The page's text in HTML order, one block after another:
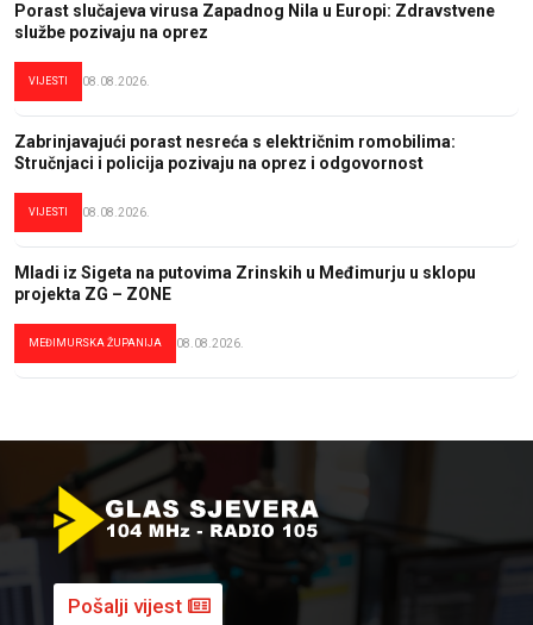
Porast slučajeva virusa Zapadnog Nila u Europi: Zdravstvene
službe pozivaju na oprez
VIJESTI 08.08.2026.
Zabrinjavajući porast nesreća s električnim romobilima:
Stručnjaci i policija pozivaju na oprez i odgovornost
VIJESTI 08.08.2026.
Mladi iz Sigeta na putovima Zrinskih u Međimurju u sklopu
projekta ZG – ZONE
MEĐIMURSKA ŽUPANIJA 08.08.2026.
Pošalji vijest